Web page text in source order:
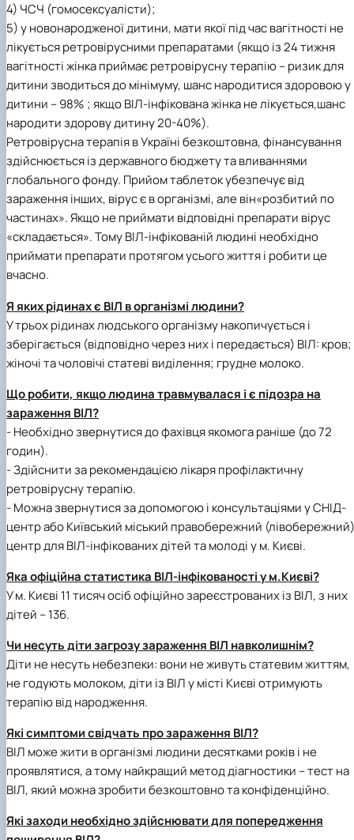
4) ЧСЧ (гомосексуалісти);
5) у новонародженої дитини, мати якої під час вагітності не
лікується ретровірусними препаратами (якщо із 24 тижня
вагітності жінка приймає ретровірусну терапію – ризик для
дитини зводиться до мінімуму, шанс народитися здоровою у
дитини – 98% ; якщо ВІЛ-інфікована жінка не лікується,шанс
народити здорову дитину 20-40%).
Ретровірусна терапія в Україні безкоштовна, фінансування
здійснюється із державного бюджету та вливаннями
глобального фонду. Прийом таблеток убезпечує від
зараження інших, вірус є в організмі, але він«розбитий по
частинах». Якщо не приймати відповідні препарати вірус
«складається». Тому ВІЛ-інфікованій людині необхідно
приймати препарати протягом усього життя і робити це
вчасно.
Я яких рідинах є ВІЛ в організмі людини?
У трьох рідинах людського організму накопичується і
зберігається (відповідно через них і передається) ВІЛ: кров;
жіночі та чоловічі статеві виділення; грудне молоко.
Що робити, якщо людина травмувалася і є підозра на
зараження ВІЛ?
- Необхідно звернутися до фахівця якомога раніше (до 72
годин).
- Здійснити за рекомендацією лікаря профілактичну
ретровірусну терапію.
- Можна звернутися за допомогою і консультаціями у СНІД-
центр або Київський міський правобережний (лівобережний)
центр для ВІЛ-інфікованих дітей та молоді у м. Києві.
Яка офіційна статистика ВІЛ-інфікованості у м.Києві?
У м. Києві 11 тисяч осіб офіційно зареєстрованих із ВІЛ, з них
дітей – 136.
Чи несуть діти загрозу зараження ВІЛ навколишнім?
Діти не несуть небезпеки: вони не живуть статевим життям,
не годують молоком, діти із ВІЛ у місті Києві отримують
терапію від народження.
Які симптоми свідчать про зараження ВІЛ?
ВІЛ може жити в організмі людини десятками років і не
проявлятися, а тому найкращий метод діагностики – тест на
ВІЛ, який можна зробити безкоштовно та конфіденційно.
Які заходи необхідно здійснювати для попередження